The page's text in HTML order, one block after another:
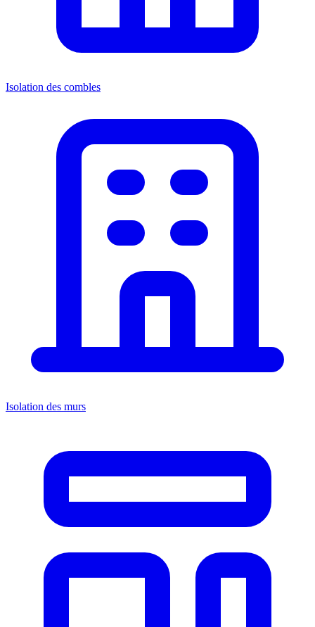
Isolation des combles
Isolation des murs